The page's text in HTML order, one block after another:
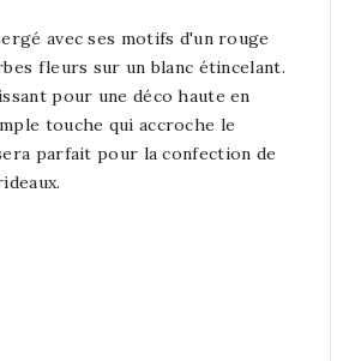
avec ses motifs d'un rouge
fleurs sur un blanc étincelant.
pour une déco haute en
touche qui accroche le
parfait pour la confection de